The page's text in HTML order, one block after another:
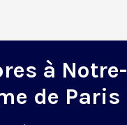
à Notre-
de Paris